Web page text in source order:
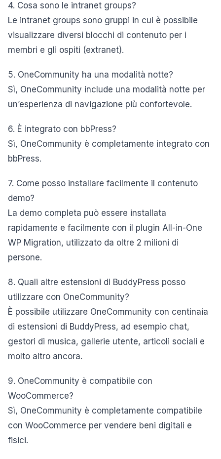
4. Cosa sono le intranet groups?
Le intranet groups sono gruppi in cui è possibile
visualizzare diversi blocchi di contenuto per i
membri e gli ospiti (extranet).
5. OneCommunity ha una modalità notte?
Sì, OneCommunity include una modalità notte per
un’esperienza di navigazione più confortevole.
6. È integrato con bbPress?
Sì, OneCommunity è completamente integrato con
bbPress.
7. Come posso installare facilmente il contenuto
demo?
La demo completa può essere installata
rapidamente e facilmente con il plugin All-in-One
WP Migration, utilizzato da oltre 2 milioni di
persone.
8. Quali altre estensioni di BuddyPress posso
utilizzare con OneCommunity?
È possibile utilizzare OneCommunity con centinaia
di estensioni di BuddyPress, ad esempio chat,
gestori di musica, gallerie utente, articoli sociali e
molto altro ancora.
9. OneCommunity è compatibile con
WooCommerce?
Sì, OneCommunity è completamente compatibile
con WooCommerce per vendere beni digitali e
fisici.